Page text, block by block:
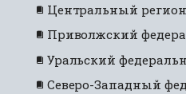
Центральный регион.
Приволжский
Уральский
Северо-Западный